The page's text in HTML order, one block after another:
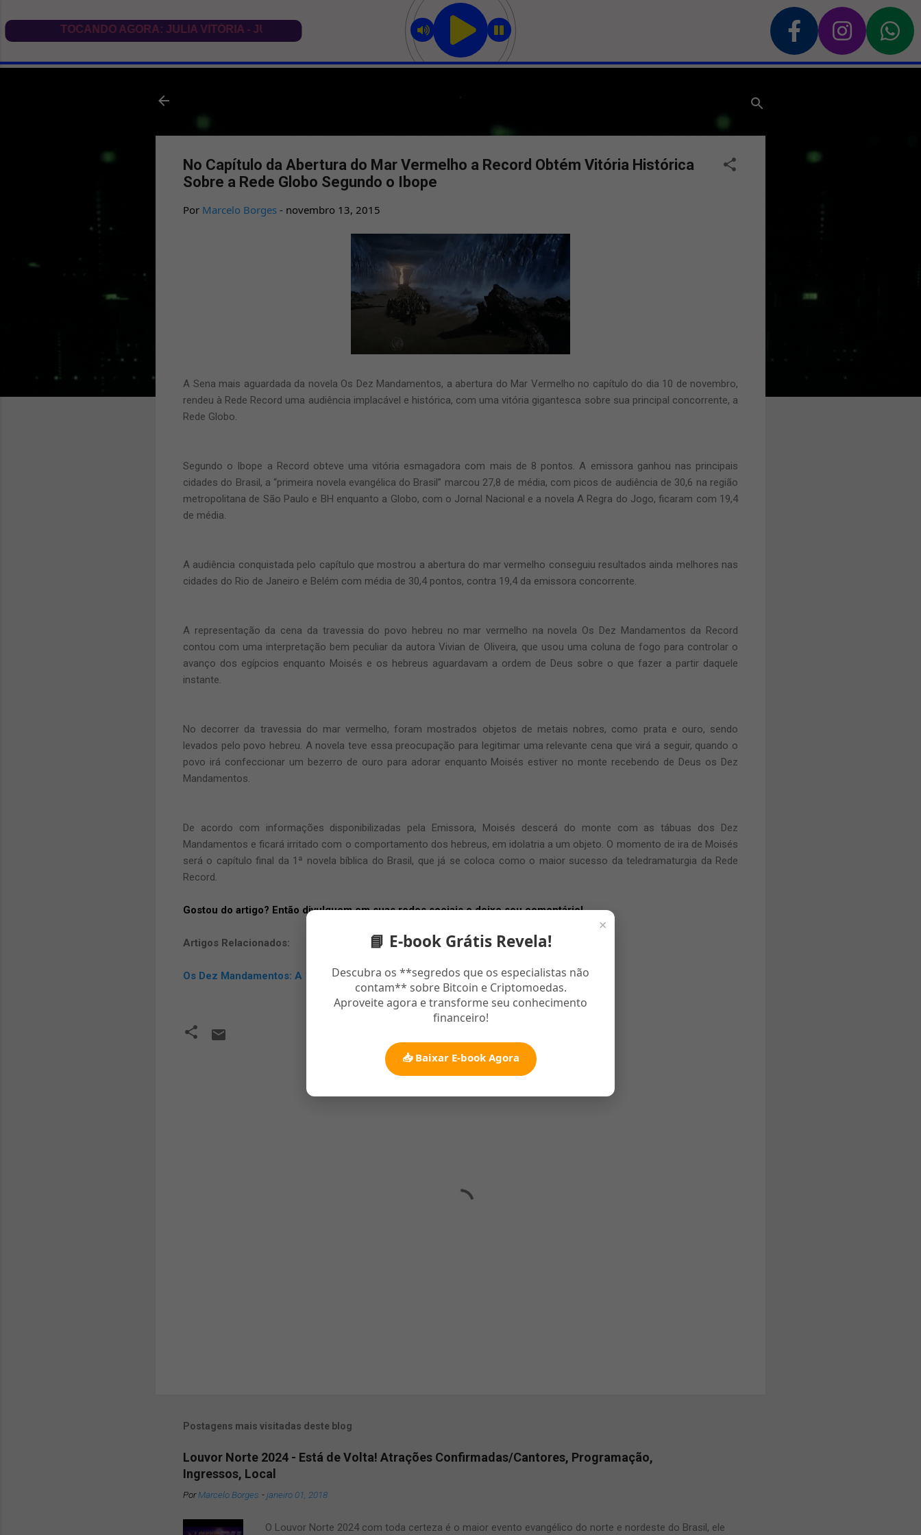
Pular para o conteúdo principal
×
📘 E-book Grátis Revela!
Descubra os **segredos que os especialistas não
contam** sobre Bitcoin e Criptomoedas.
Aproveite agora e transforme seu conhecimento
financeiro!
📥 Baixar E-book Agora
No Capítulo da Abertura do Mar Vermelho a Record Obtém Vitória Histórica
Sobre a Rede Globo Segundo o Ibope
Por Marcelo Borges - novembro 13, 2015
A Sena mais aguardada da novela Os Dez Mandamentos, a abertura do Mar Vermelho no capítulo do dia 10 de novembro,
rendeu à Rede Record uma audiência implacável e histórica, com uma vitória gigantesca sobre sua principal concorrente, a
Rede Globo.
Segundo o Ibope a Record obteve uma vitória esmagadora com mais de 8 pontos. A emissora ganhou nas principais
cidades do Brasil, a “primeira novela evangélica do Brasil” marcou 27,8 de média, com picos de audiência de 30,6 na região
metropolitana de São Paulo e BH enquanto a Globo, com o Jornal Nacional e a novela A Regra do Jogo, ficaram com 19,4
de média.
A audiência conquistada pelo capítulo que mostrou a abertura do mar vermelho conseguiu resultados ainda melhores nas
cidades do Rio de Janeiro e Belém com média de 30,4 pontos, contra 19,4 da emissora concorrente.
A representação da cena da travessia do povo hebreu no mar vermelho na novela Os Dez Mandamentos da Record
contou com uma interpretação bem peculiar da autora Vivian de Oliveira, que usou uma coluna de fogo para controlaro
avanço dos egípcios enquanto Moisés e os hebreus aguardavam a ordem de Deus sobre o que fazer a partir daquele
instante
No decorrer da travessia do mar vermelho, foram mostrados objetos de metais nobres, como prata e ouro, sendo
levados pelo povo hebreu. A novela teve essa preocupação para legitimar uma relevante cena que virá a seguir, quando o
povo irá confeccionar um bezerro de ouro para adorar enquanto Moisés estiver no monte recebendo de Deus os Dez
Mandamentos.
De acordo com informações disponibilizadas pela Emissora, Moisés descerá do monte com as tábuas dos Dez
Mandamentos e ficará irritado com o comportamento dos hebreus, em idolatria a um objeto. O momento de ira de Moisés
será o capítulo final da 1ª novela bíblica do Brasil, que já se coloca como o maior sucesso da teledramaturgia da Rede
Record.
Gostou do artigo? Então divulguem em suas redes sociais e deixe seu comentário!
Artigos Relacionados:
Os Dez Mandamentos: A 1ª Novela Gospel da Record Estréia Em Março
Postagens mais visitadas deste blog
Louvor Norte 2024 - Está de Volta! Atrações Confirmadas/Cantores, Programação,
Ingressos, Local
PorMarcelo Borges -janeiro 01, 2018
O Louvor Norte 2024 com toda certeza é o maior evento evangélico do norte e nordeste do Brasil, ele